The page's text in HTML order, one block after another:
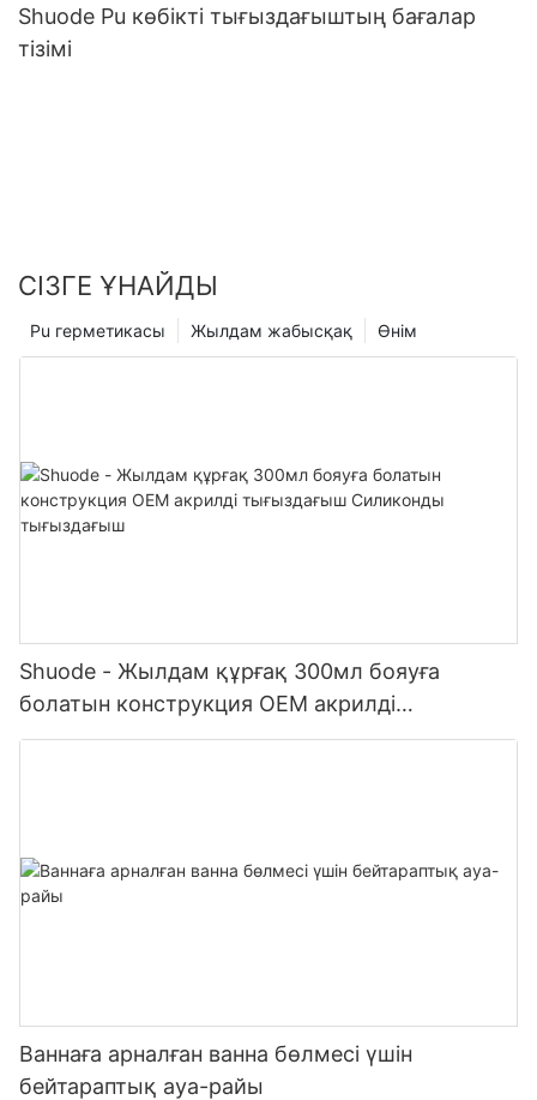
Shuode Pu көбікті тығыздағыштың бағалар
тізімі
СІЗГЕ ҰНАЙДЫ
Өнім
Жылдам жабысқақ
Pu герметикасы
Shuode - Жылдам құрғақ 300мл бояуға
болатын конструкция OEM акрилді
тығыздағыш Силиконды тығыздағыш
Ваннаға арналған ванна бөлмесі үшін
бейтараптық ауа-райы